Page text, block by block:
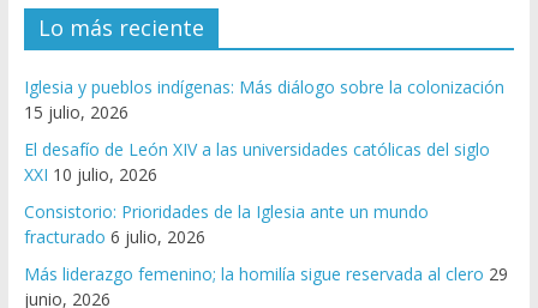
Lo más reciente
Iglesia y pueblos indígenas: Más diálogo sobre la colonización
15 julio, 2026
El desafío de León XIV a las universidades católicas del siglo
XXI 10 julio, 2026
Consistorio: Prioridades de la Iglesia ante un mundo
fracturado 6 julio, 2026
Más liderazgo femenino; la homilía sigue reservada al clero 29
junio, 2026